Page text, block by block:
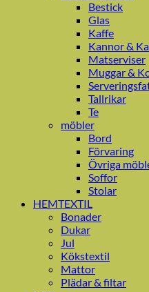
Bestick
Glas
Kaffe
Kannor &
Matserviser
Muggar &
Tallrikar
Te
möbler
Bord
Förvaring
Övriga
Soffor
Stolar
HEMTEXTIL
Bonader
Dukar
Jul
Kökstextil
Mattor
Plädar & filtar